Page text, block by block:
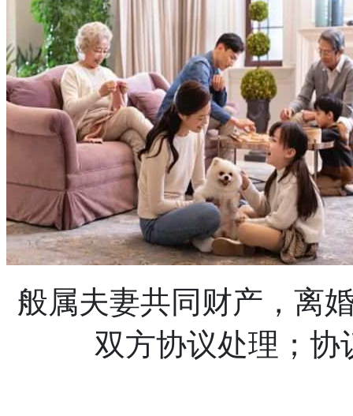
般属夫妻共同财产，离
双方协议处理；